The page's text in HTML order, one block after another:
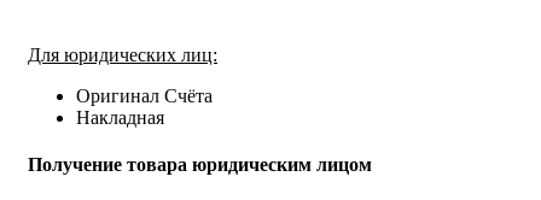
Для юридических лиц:
Оригинал Счёта
Накладная
Получение товара юридическим лицом